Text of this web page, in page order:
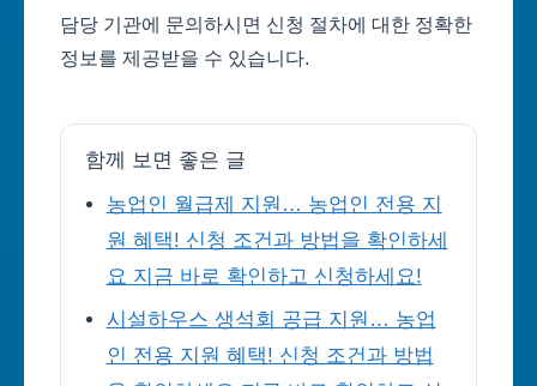
담당 기관에 문의하시면 신청 절차에 대한 정확한
정보를 제공받을 수 있습니다.
함께 보면 좋은 글
농업인 월급제 지원… 농업인 전용 지
원 혜택! 신청 조건과 방법을 확인하세
요 지금 바로 확인하고 신청하세요!
시설하우스 생석회 공급 지원… 농업
인 전용 지원 혜택! 신청 조건과 방법